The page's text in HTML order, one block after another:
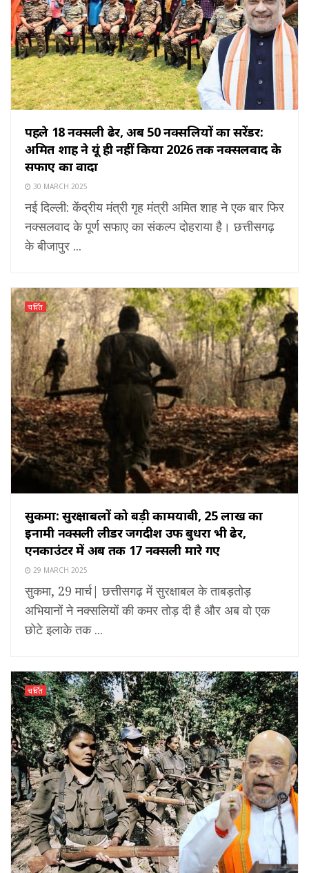
पहले 18 नक्सली ढेर, अब 50 नक्सलियों का सरेंडर:
अमित शाह ने यूं ही नहीं किया 2026 तक नक्सलवाद के
सफाए का वादा
30 MARCH 2025
नई दिल्ली: केंद्रीय मंत्री गृह मंत्री अमित शाह ने एक बार फिर
नक्सलवाद के पूर्ण सफाए का संकल्प दोहराया है। छत्तीसगढ़
के बीजापुर ...
चर्चित
सुकमा: सुरक्षाबलों को बड़ी कामयाबी, 25 लाख का
इनामी नक्सली लीडर जगदीश उर्फ बुधरा भी ढेर,
एनकाउंटर में अब तक 17 नक्सली मारे गए
29 MARCH 2025
सुकमा, 29 मार्च| छत्तीसगढ़ में सुरक्षाबल के ताबड़तोड़
अभियानों ने नक्सलियों की कमर तोड़ दी है और अब वो एक
छोटे इलाके तक ...
चर्चित